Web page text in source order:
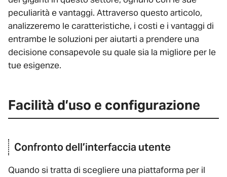
peculiarità e vantaggi. Attraverso questo articolo,
analizzeremo le caratteristiche, i costi e i vantaggi di
entrambe le soluzioni per aiutarti a prendere una
decisione consapevole su quale sia la migliore per le
tue esigenze.
Facilità d’uso e configurazione
Confronto dell’interfaccia utente
Quando si tratta di scegliere una piattaforma per il